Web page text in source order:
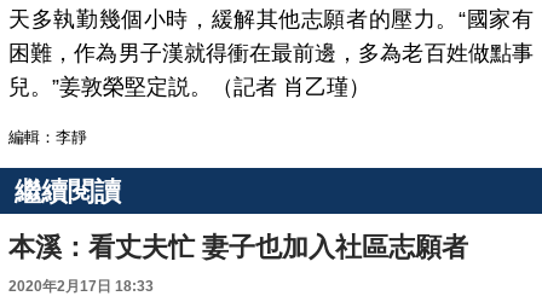
天多執勤幾個小時，緩解其他志願者的壓力。“國家有
困難，作為男子漢就得衝在最前邊，多為老百姓做點事
兒。”姜敦榮堅定説。（記者 肖乙瑾）
編輯：李靜
繼續閱讀
本溪：看丈夫忙 妻子也加入社區志願者
2020年2月17日 18:33